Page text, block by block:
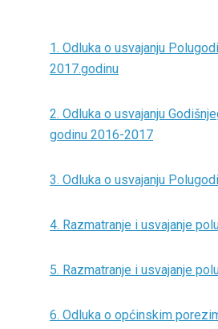
1. Odluka o usvajanju
2017.godinu
2. Odluka o usvajanju
godinu 2016-2017
3. Odluka o usvajanju
4. Razmatranje i usvajanje
5. Razmatranje i usvajanje
6. Odluka o općinskim